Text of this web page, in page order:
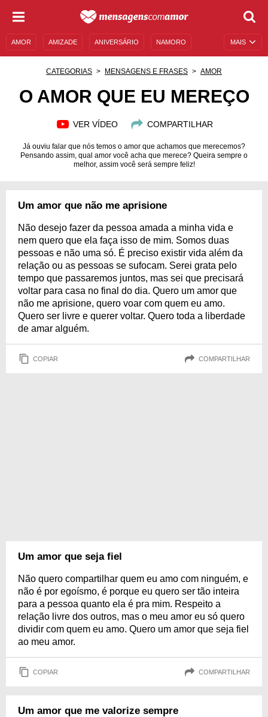
MAIS
AMOR AMIZADE ANIVERSÁRIO NAMORO
CATEGORIAS MENSAGENS E FRASES AMOR
O AMOR QUE EU MEREÇO
VER VÍDEO COMPARTILHAR
Já ouviu falar que nós temos o amor que achamos que merecemos?
Pensando assim, qual amor você acha que merece? Queira sempre o
melhor, assim você será sempre feliz!
Um amor que não me aprisione
Não desejo fazer da pessoa amada a minha vida e
nem quero que ela faça isso de mim. Somos duas
pessoas e não uma só. É preciso existir vida além da
relação ou as pessoas se sufocam. Serei grata pelo
tempo que passaremos juntos, mas sei que precisará
voltar para casa no final do dia. Quero um amor que
não me aprisione, quero voar com quem eu amo.
Quero ser livre e querer voltar. Quero toda a liberdade
de amar alguém.
COPIAR COMPARTILHAR
Um amor que seja fiel
Não quero compartilhar quem eu amo com ninguém, e
não é por egoísmo, é porque eu quero ser tão inteira
para a pessoa quanto ela é pra mim. Respeito a
relação livre dos outros, mas o meu amor eu só quero
dividir com quem eu amo. Quero um amor que seja fiel
ao meu amor.
COPIAR COMPARTILHAR
Um amor que me valorize sempre